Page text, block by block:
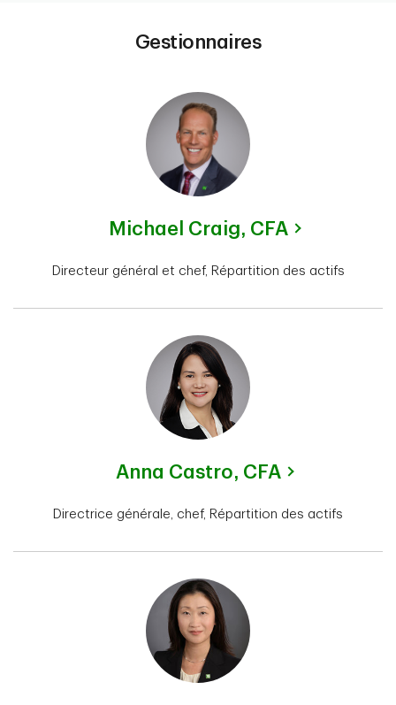
Gestionnaires
Michael Craig, CFA
Directeur général et chef, Répartition des actifs
Anna Castro, CFA
Directrice générale, chef, Répartition des actifs